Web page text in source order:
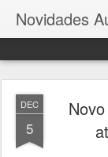
Novidades
DEC
5